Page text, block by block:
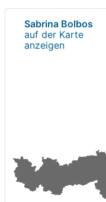
Sabrina Bolbos
auf der Karte
anzeigen